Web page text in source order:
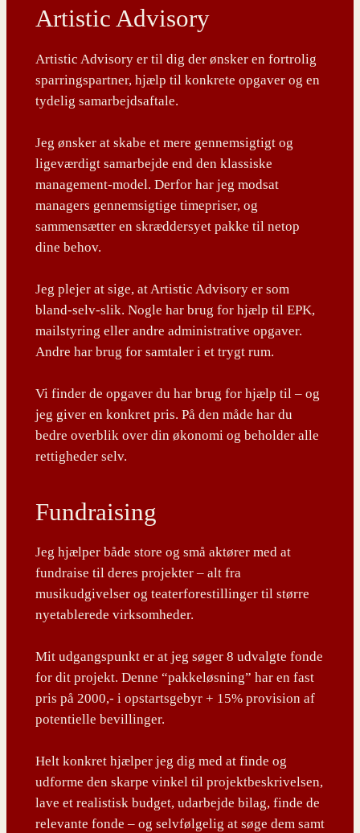
Artistic Advisory
Artistic Advisory er til dig der ønsker en fortrolig
sparringspartner, hjælp til konkrete opgaver og en
tydelig samarbejdsaftale.
Jeg ønsker at skabe et mere gennemsigtigt og
ligeværdigt samarbejde end den klassiske
management-model. Derfor har jeg modsat
managers gennemsigtige timepriser, og
sammensætter en skræddersyet pakke til netop
dine behov.
Jeg plejer at sige, at Artistic Advisory er som
bland-selv-slik. Nogle har brug for hjælp til EPK,
mailstyring eller andre administrative opgaver.
Andre har brug for samtaler i et trygt rum.
Vi finder de opgaver du har brug for hjælp til – og
jeg giver en konkret pris. På den måde har du
bedre overblik over din økonomi og beholder alle
rettigheder selv.
Fundraising
Jeg hjælper både store og små aktører med at
fundraise til deres projekter – alt fra
musikudgivelser og teaterforestillinger til større
nyetablerede virksomheder.
Mit udgangspunkt er at jeg søger 8 udvalgte fonde
for dit projekt. Denne “pakkeløsning” har en fast
pris på 2000,- i opstartsgebyr + 15% provision af
potentielle bevillinger.
Helt konkret hjælper jeg dig med at finde og
udforme den skarpe vinkel til projektbeskrivelsen,
lave et realistisk budget, udarbejde bilag, finde de
relevante fonde – og selvfølgelig at søge dem samt